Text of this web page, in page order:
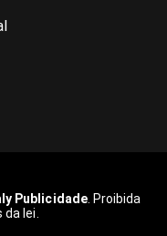
Publicidade. Proibida
lei.